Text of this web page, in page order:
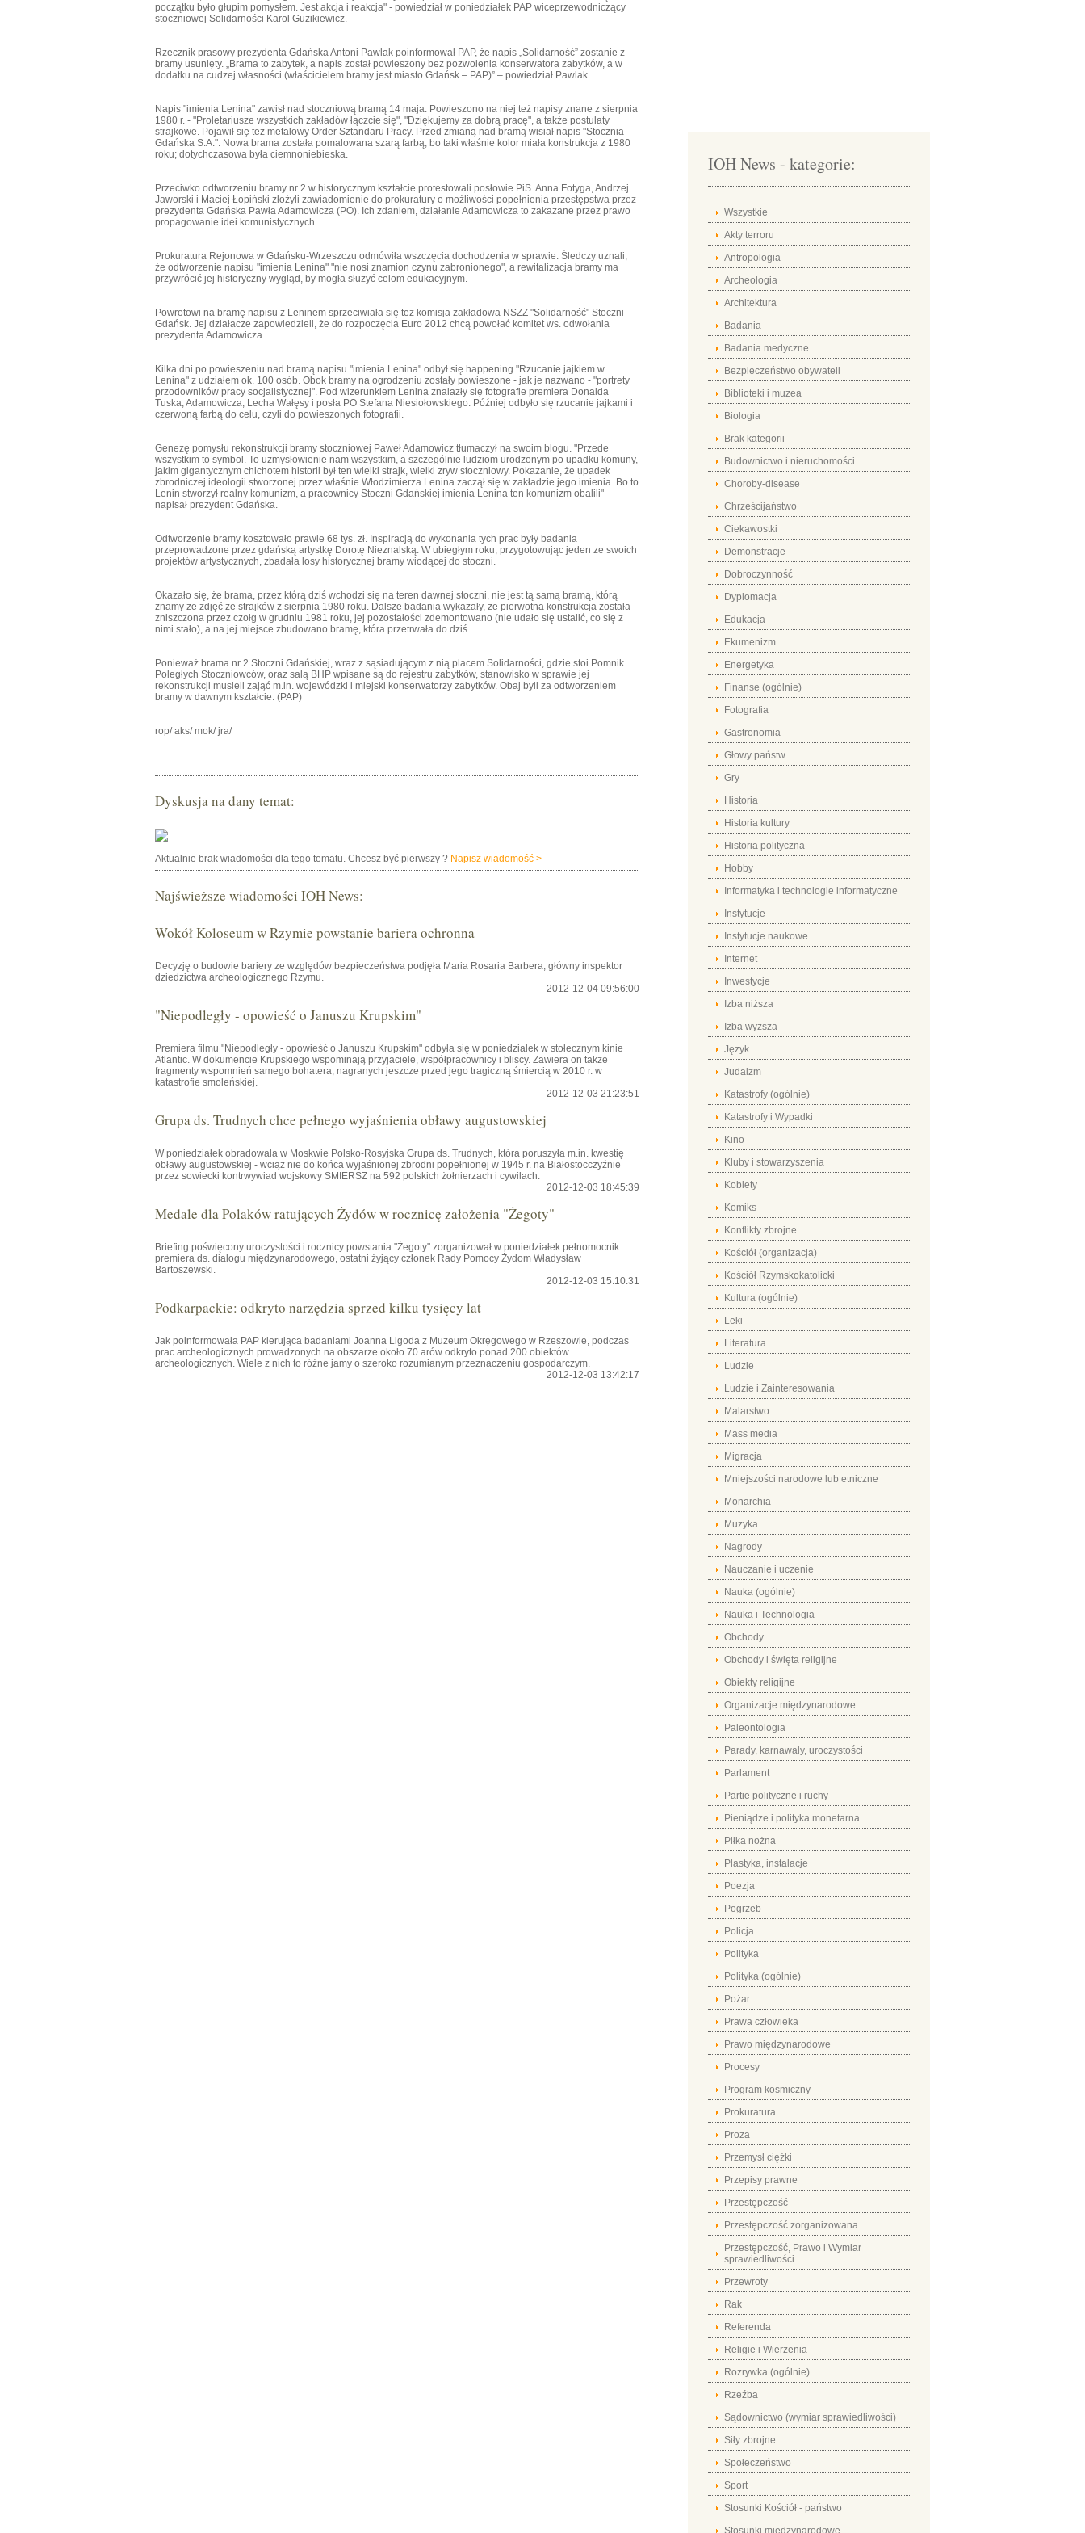
początku było głupim pomysłem. Jest akcja i reakcja" - powiedział w poniedziałek PAP wiceprzewodniczący
stoczniowej Solidarności Karol Guzikiewicz.
Rzecznik prasowy prezydenta Gdańska Antoni Pawlak poinformował PAP, że napis „Solidarność” zostanie z
bramy usunięty. „Brama to zabytek, a napis został powieszony bez pozwolenia konserwatora zabytków, a w
dodatku na cudzej własności (właścicielem bramy jest miasto Gdańsk – PAP)” – powiedział Pawlak.
Napis "imienia Lenina" zawisł nad stoczniową bramą 14 maja. Powieszono na niej też napisy znane z sierpnia
1980 r. - "Proletariusze wszystkich zakładów łączcie się", "Dziękujemy za dobrą pracę", a także postulaty
strajkowe. Pojawił się też metalowy Order Sztandaru Pracy. Przed zmianą nad bramą wisiał napis "Stocznia
Gdańska S.A.". Nowa brama została pomalowana szarą farbą, bo taki właśnie kolor miała konstrukcja z 1980
roku; dotychczasowa była ciemnoniebieska.
Przeciwko odtworzeniu bramy nr 2 w historycznym kształcie protestowali posłowie PiS. Anna Fotyga, Andrzej
Jaworski i Maciej Łopiński złożyli zawiadomienie do prokuratury o możliwości popełnienia przestępstwa przez
prezydenta Gdańska Pawła Adamowicza (PO). Ich zdaniem, działanie Adamowicza to zakazane przez prawo
propagowanie idei komunistycznych.
Prokuratura Rejonowa w Gdańsku-Wrzeszczu odmówiła wszczęcia dochodzenia w sprawie. Śledczy uznali,
że odtworzenie napisu "imienia Lenina" "nie nosi znamion czynu zabronionego", a rewitalizacja bramy ma
przywrócić jej historyczny wygląd, by mogła służyć celom edukacyjnym.
Powrotowi na bramę napisu z Leninem sprzeciwiała się też komisja zakładowa NSZZ "Solidarność" Stoczni
Gdańsk. Jej działacze zapowiedzieli, że do rozpoczęcia Euro 2012 chcą powołać komitet ws. odwołania
prezydenta Adamowicza.
Kilka dni po powieszeniu nad bramą napisu "imienia Lenina" odbył się happening "Rzucanie jajkiem w
Lenina" z udziałem ok. 100 osób. Obok bramy na ogrodzeniu zostały powieszone - jak je nazwano - "portrety
przodowników pracy socjalistycznej". Pod wizerunkiem Lenina znalazły się fotografie premiera Donalda
Tuska, Adamowicza, Lecha Wałęsy i posła PO Stefana Niesiołowskiego. Później odbyło się rzucanie jajkami i
czerwoną farbą do celu, czyli do powieszonych fotografii.
Genezę pomysłu rekonstrukcji bramy stoczniowej Paweł Adamowicz tłumaczył na swoim blogu. "Przede
wszystkim to symbol. To uzmysłowienie nam wszystkim, a szczególnie ludziom urodzonym po upadku komuny,
jakim gigantycznym chichotem historii był ten wielki strajk, wielki zryw stoczniowy. Pokazanie, że upadek
zbrodniczej ideologii stworzonej przez właśnie Włodzimierza Lenina zaczął się w zakładzie jego imienia. Bo to
Lenin stworzył realny komunizm, a pracownicy Stoczni Gdańskiej imienia Lenina ten komunizm obalili" -
napisał prezydent Gdańska.
Odtworzenie bramy kosztowało prawie 68 tys. zł. Inspiracją do wykonania tych prac były badania
przeprowadzone przez gdańską artystkę Dorotę Nieznalską. W ubiegłym roku, przygotowując jeden ze swoich
projektów artystycznych, zbadała losy historycznej bramy wiodącej do stoczni.
Okazało się, że brama, przez którą dziś wchodzi się na teren dawnej stoczni, nie jest tą samą bramą, którą
znamy ze zdjęć ze strajków z sierpnia 1980 roku. Dalsze badania wykazały, że pierwotna konstrukcja została
zniszczona przez czołg w grudniu 1981 roku, jej pozostałości zdemontowano (nie udało się ustalić, co się z
nimi stało), a na jej miejsce zbudowano bramę, która przetrwała do dziś.
Ponieważ brama nr 2 Stoczni Gdańskiej, wraz z sąsiadującym z nią placem Solidarności, gdzie stoi Pomnik
Poległych Stoczniowców, oraz salą BHP wpisane są do rejestru zabytków, stanowisko w sprawie jej
rekonstrukcji musieli zająć m.in. wojewódzki i miejski konserwatorzy zabytków. Obaj byli za odtworzeniem
bramy w dawnym kształcie. (PAP)
rop/ aks/ mok/ jra/
Dyskusja na dany temat:
Aktualnie brak wiadomości dla tego tematu. Chcesz być pierwszy ? Napisz wiadomość >
Najświeższe wiadomości IOH News:
Wokół Koloseum w Rzymie powstanie bariera ochronna
Decyzję o budowie bariery ze względów bezpieczeństwa podjęła Maria Rosaria Barbera, główny inspektor
dziedzictwa archeologicznego Rzymu.
2012-12-04 09:56:00
"Niepodległy - opowieść o Januszu Krupskim"
Premiera filmu "Niepodległy - opowieść o Januszu Krupskim" odbyła się w poniedziałek w stołecznym kinie
Atlantic. W dokumencie Krupskiego wspominają przyjaciele, współpracownicy i bliscy. Zawiera on także
fragmenty wspomnień samego bohatera, nagranych jeszcze przed jego tragiczną śmiercią w 2010 r. w
katastrofie smoleńskiej.
2012-12-03 21:23:51
Grupa ds. Trudnych chce pełnego wyjaśnienia obławy augustowskiej
W poniedziałek obradowała w Moskwie Polsko-Rosyjska Grupa ds. Trudnych, która poruszyła m.in. kwestię
obławy augustowskiej - wciąż nie do końca wyjaśnionej zbrodni popełnionej w 1945 r. na Białostocczyźnie
przez sowiecki kontrwywiad wojskowy SMIERSZ na 592 polskich żołnierzach i cywilach.
2012-12-03 18:45:39
Medale dla Polaków ratujących Żydów w rocznicę założenia "Żegoty"
Briefing poświęcony uroczystości i rocznicy powstania "Żegoty" zorganizował w poniedziałek pełnomocnik
premiera ds. dialogu międzynarodowego, ostatni żyjący członek Rady Pomocy Żydom Władysław
Bartoszewski.
2012-12-03 15:10:31
Podkarpackie: odkryto narzędzia sprzed kilku tysięcy lat
Jak poinformowała PAP kierująca badaniami Joanna Ligoda z Muzeum Okręgowego w Rzeszowie, podczas
prac archeologicznych prowadzonych na obszarze około 70 arów odkryto ponad 200 obiektów
archeologicznych. Wiele z nich to różne jamy o szeroko rozumianym przeznaczeniu gospodarczym.
2012-12-03 13:42:17
IOH News - kategorie:
Wszystkie
Akty terroru
Antropologia
Archeologia
Architektura
Badania
Badania medyczne
Bezpieczeństwo obywateli
Biblioteki i muzea
Biologia
Brak kategorii
Budownictwo i nieruchomości
Choroby-disease
Chrześcijaństwo
Ciekawostki
Demonstracje
Dobroczynność
Dyplomacja
Edukacja
Ekumenizm
Energetyka
Finanse (ogólnie)
Fotografia
Gastronomia
Głowy państw
Gry
Historia
Historia kultury
Historia polityczna
Hobby
Informatyka i technologie informatyczne
Instytucje
Instytucje naukowe
Internet
Inwestycje
Izba niższa
Izba wyższa
Język
Judaizm
Katastrofy (ogólnie)
Katastrofy i Wypadki
Kino
Kluby i stowarzyszenia
Kobiety
Komiks
Konflikty zbrojne
Kościół (organizacja)
Kościół Rzymskokatolicki
Kultura (ogólnie)
Leki
Literatura
Ludzie
Ludzie i Zainteresowania
Malarstwo
Mass media
Migracja
Mniejszości narodowe lub etniczne
Monarchia
Muzyka
Nagrody
Nauczanie i uczenie
Nauka (ogólnie)
Nauka i Technologia
Obchody
Obchody i święta religijne
Obiekty religijne
Organizacje międzynarodowe
Paleontologia
Parady, karnawały, uroczystości
Parlament
Partie polityczne i ruchy
Pieniądze i polityka monetarna
Piłka nożna
Plastyka, instalacje
Poezja
Pogrzeb
Policja
Polityka
Polityka (ogólnie)
Pożar
Prawa człowieka
Prawo międzynarodowe
Procesy
Program kosmiczny
Prokuratura
Proza
Przemysł ciężki
Przepisy prawne
Przestępczość
Przestępczość zorganizowana
Przestępczość, Prawo i Wymiar
sprawiedliwości
Przewroty
Rak
Referenda
Religie i Wierzenia
Rozrywka (ogólnie)
Rzeźba
Sądownictwo (wymiar sprawiedliwości)
Siły zbrojne
Społeczeństwo
Sport
Stosunki Kościół - państwo
Stosunki międzynarodowe